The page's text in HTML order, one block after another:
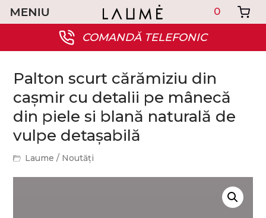
COMANDĂ TELEFONIC
0
Palton scurt cărămiziu din
cașmir cu detalii pe mânecă
din piele si blană naturală de
vulpe detașabilă
Laume / Noutăți